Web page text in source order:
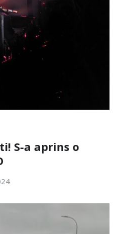
S-a aprins o